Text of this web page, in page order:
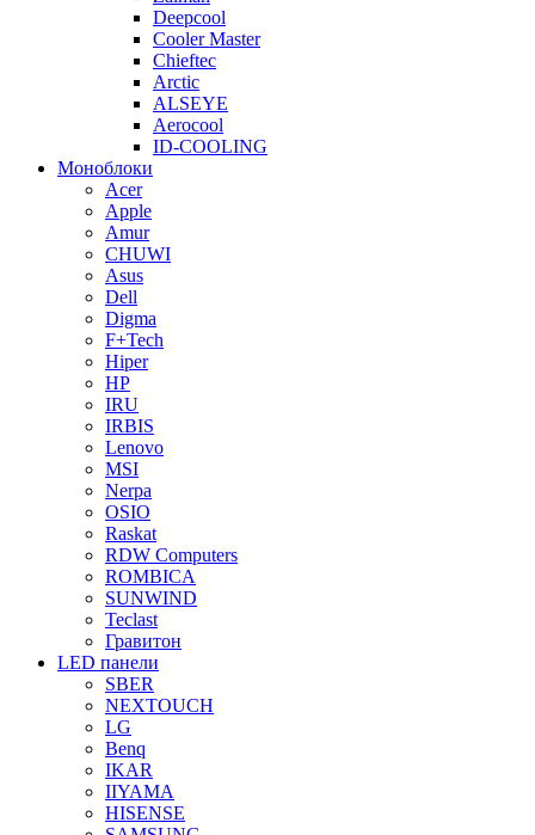
Deepcool
Cooler Master
Chieftec
Arctic
ALSEYE
Aerocool
ID-COOLING
Моноблоки
Acer
Apple
Amur
CHUWI
Asus
Dell
Digma
F+Tech
Hiper
HP
IRU
IRBIS
Lenovo
MSI
Nerpa
OSIO
Raskat
RDW Computers
ROMBICA
SUNWIND
Teclast
Гравитон
LED панели
SBER
NEXTOUCH
LG
Benq
IKAR
IIYAMA
HISENSE